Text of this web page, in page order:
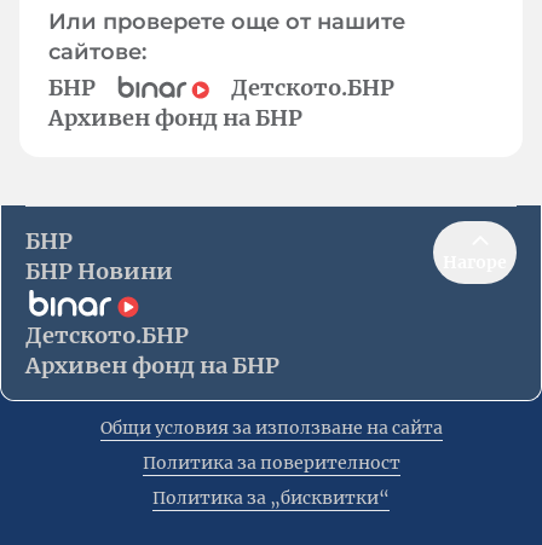
Или проверете още от нашите
сайтове:
БНР
Детското.БНР
Архивен фонд на БНР
БНР
БНР Новини
Детското.БНР
Архивен фонд на БНР
Общи условия за използване на сайта
Политика за поверителност
Политика за „бисквитки“